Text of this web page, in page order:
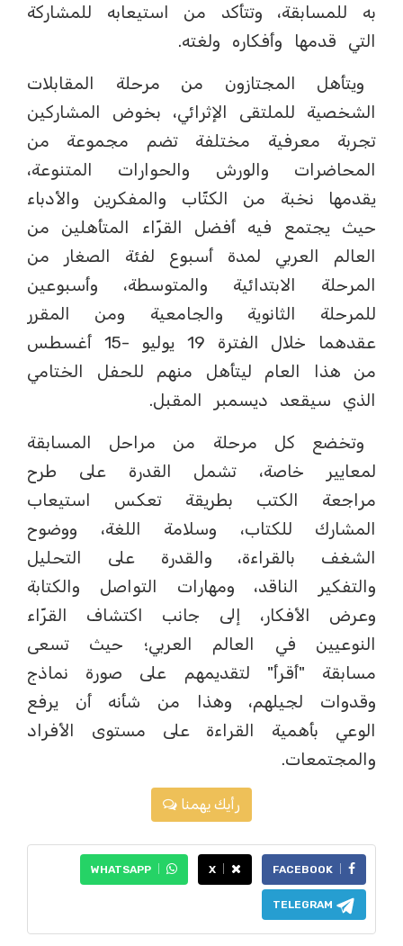
به للمسابقة، وتتأكد من استيعابه للمشاركة
التي قدمها وأفكاره ولغته.
ويتأهل المجتازون من مرحلة المقابلات
الشخصية للملتقى الإثرائي، بخوض المشاركين
تجربة معرفية مختلفة تضم مجموعة من
المحاضرات والورش والحوارات المتنوعة،
يقدمها نخبة من الكتّاب والمفكرين والأدباء
حيث يجتمع فيه أفضل القرّاء المتأهلين من
العالم العربي لمدة أسبوع لفئة الصغار من
المرحلة الابتدائية والمتوسطة، وأسبوعين
للمرحلة الثانوية والجامعية ومن المقرر
عقدهما خلال الفترة 19 يوليو -15 أغسطس
من هذا العام ليتأهل منهم للحفل الختامي
الذي سيقعد ديسمبر المقبل.
وتخضع كل مرحلة من مراحل المسابقة
لمعايير خاصة، تشمل القدرة على طرح
مراجعة الكتب بطريقة تعكس استيعاب
المشارك للكتاب، وسلامة اللغة، ووضوح
الشغف بالقراءة، والقدرة على التحليل
والتفكير الناقد، ومهارات التواصل والكتابة
وعرض الأفكار، إلى جانب اكتشاف القرّاء
النوعيين في العالم العربي؛ حيث تسعى
مسابقة "أقرأ" لتقديمهم على صورة نماذج
وقدوات لجيلهم، وهذا من شأنه أن يرفع
الوعي بأهمية القراءة على مستوى الأفراد
والمجتمعات.
رأيك يهمنا
FACEBOOK
X
WHATSAPP
TELEGRAM